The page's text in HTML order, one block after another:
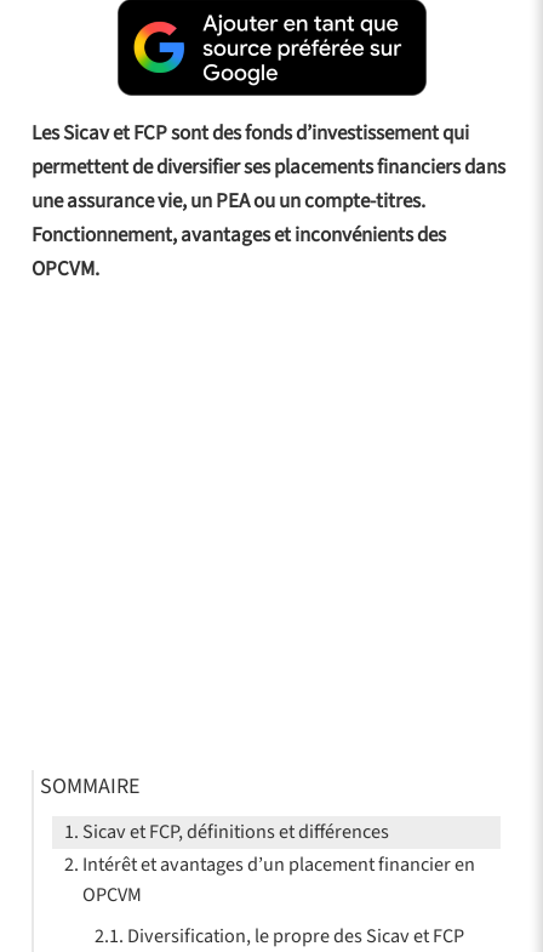
Les Sicav et FCP sont des fonds d’investissement qui
permettent de diversifier ses placements financiers dans
une assurance vie, un PEA ou un compte-titres.
Fonctionnement, avantages et inconvénients des
OPCVM.
SOMMAIRE
Sicav et FCP, définitions et différences
Intérêt et avantages d’un placement financier en
OPCVM
Diversification, le propre des Sicav et FCP